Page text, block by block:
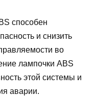
способен
и снизить
во
лампочки ABS
этой системы и
аварии.